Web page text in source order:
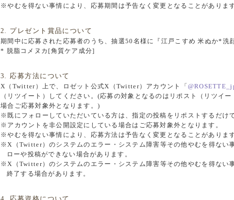
※やむを得ない事情により、応募期間は予告なく変更となることがあります
2. プレゼント賞品について
期間中に応募された応募者のうち、抽選50名様に『江戸こすめ 米ぬか*洗
* 脱脂コメヌカ[角質ケア成分]
3. 応募方法について
X（Twitter）上で、ロゼット公式X（Twitter）アカウント「
（リツイート）してください。(応募の対象となるのはリポスト（リツイ
場合ご応募対象外となります。)
※既にフォローしていただいている方は、指定の投稿をリポストするだけ
※アカウントを非公開設定にしている場合はご応募対象外となります。
※やむを得ない事情により、応募方法は予告なく変更となることがあります
※X（Twitter）のシステムのエラー・システム障害等その他やむを得ない
ローや投稿ができない場合があります。
※X（Twitter）のシステムのエラー・システム障害等その他やむを得ない
終了する場合があります。